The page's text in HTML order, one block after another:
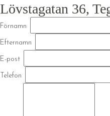
Lövstagatan 36,
Förnamn
Efternamn
E-post
Telefon